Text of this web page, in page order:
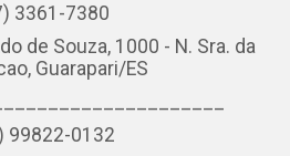
3361-7380
de Souza, 1000 - N. Sra. da
Guarapari/ES
99822-0132